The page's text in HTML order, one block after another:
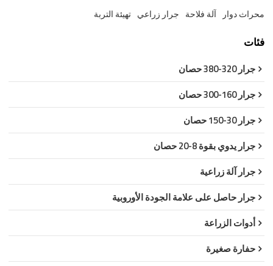
محراث دوار آلة فلاحة جرار زراعي تهيئة التربة
فئات
جرار 320-380 حصان
جرار 160-300 حصان
جرار 30-150 حصان
جرار يدوي بقوة 8-20 حصان
جرار آلة زراعية
جرار حاصل على علامة الجودة الأوروبية
أدوات الزراعة
حفارة صغيرة